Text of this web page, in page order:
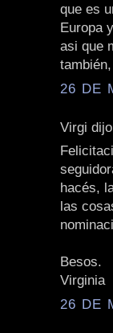
que es
Europa
asi que
26 DE
Virgi
hacés,
las
Besos.
Virginia
26 DE